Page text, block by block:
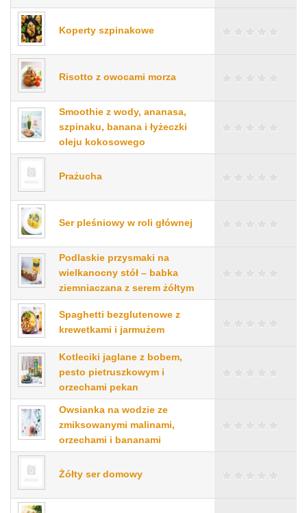
Koperty szpinakowe
Risotto z owocami morza
Smoothie z wody, ananasa,
szpinaku, banana i łyżeczki
oleju kokosowego
Prażucha
Ser pleśniowy w roli głównej
Podlaskie przysmaki na
wielkanocny stół – babka
ziemniaczana z serem żółtym
Spaghetti bezglutenowe z
krewetkami i jarmużem
Kotleciki jaglane z bobem,
pesto pietruszkowym i
orzechami pekan
Owsianka na wodzie ze
zmiksowanymi malinami,
orzechami i bananami
Żółty ser domowy